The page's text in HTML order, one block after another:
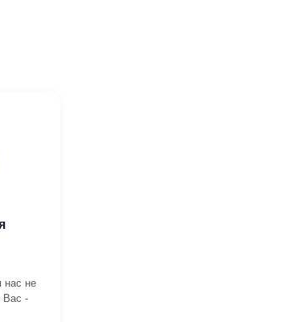
нас не
Вас -